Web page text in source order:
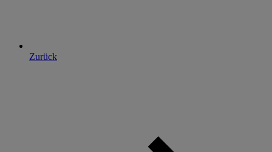
Zurück